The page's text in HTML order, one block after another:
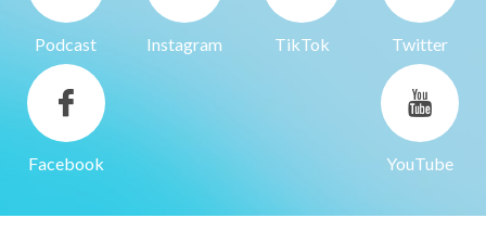
Podcast Instagram TikTok Twitter
Facebook YouTube